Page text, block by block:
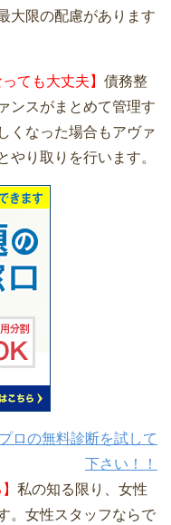
大限の配慮があります
ても大丈夫】 債務整
ンスがまとめて管理す
くなった場合もアヴァ
やり取りを行います。
ロの無料診断を試して
下さい！！
私の知る限り、女性
。女性スタッフならで